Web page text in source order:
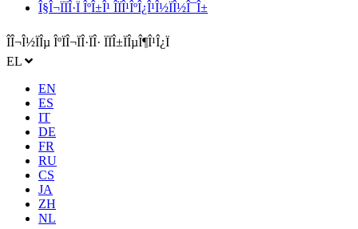
Î§Î¬ÏÏÎ·Ï ÎºÎ±Î¹ ÎÏÎ¹ÎºÎ¿Î¹Î½ÏÎ½Î¯Î±
ÎÎ¬Î½ÏÎµ ÎºÏÎ¬ÏÎ·ÏÎ· ÏÏÎ±ÏÎµÎ¶Î¹Î¿Ï
EL
EN
ES
IT
DE
FR
RU
CS
JA
ZH
NL